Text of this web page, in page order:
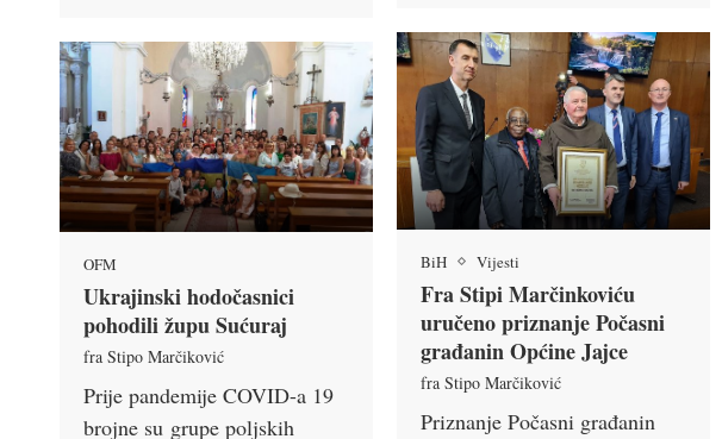
BiH Vijesti
Fra Stipi Marčinkoviću
uručeno priznanje Počasni
građanin Općine Jajce
fra Stipo Marčiković
Priznanje Počasni građanin
OFM
Ukrajinski hodočasnici
pohodili župu Sućuraj
fra Stipo Marčiković
Prije pandemije COVID-a 19
brojne su grupe poljskih